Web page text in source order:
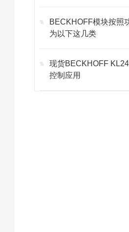
BECKHOFF模块按照
为以下这几类
现货BECKHOFF
控制应用